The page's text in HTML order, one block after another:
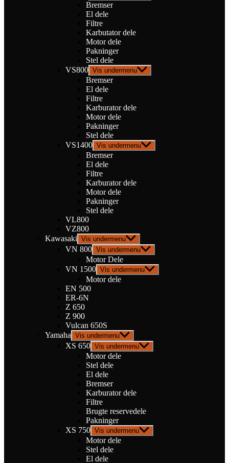
Bremser
El dele
Filtre
Karbutator dele
Motor dele
Pakninger
Stel dele
VS800 Vis undermenu
Bremser
El dele
Filtre
Karburator dele
Motor dele
Pakninger
Stel dele
VS1400 Vis undermenu
Bremser
El dele
Filtre
Karburator dele
Motor dele
Pakninger
Stel dele
VL800
VZ800
Kawasaki Vis undermenu
VN 800 Vis undermenu
Motor Dele
VN 1500 Vis undermenu
Motor dele
EN 500
ER-6N
Z 650
Z 900
Vulcan 650S
Yamaha Vis undermenu
XS 650 Vis undermenu
Motor dele
Stel dele
El dele
Bremser
Karburator dele
Filtre
Brugte reservedele
Pakninger
XS 750 Vis undermenu
Motor dele
Stel dele
El dele